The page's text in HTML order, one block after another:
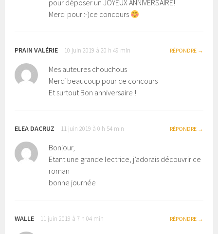
pour déposer un JOYEUX ANNIVERSAIRE!
Merci pour :-)ce concours
PRAIN VALÉRIE 10 juin 2019 à 20 h 49 min RÉPONDRE
Mes auteures chouchous
Merci beaucoup pour ce concours
Et surtout Bon anniversaire !
ELEA DACRUZ 11 juin 2019 à 0 h 54 min RÉPONDRE
Bonjour,
Etant une grande lectrice, j’adorais découvrir ce
roman
bonne journée
WALLE 11 juin 2019 à 7 h 04 min RÉPONDRE